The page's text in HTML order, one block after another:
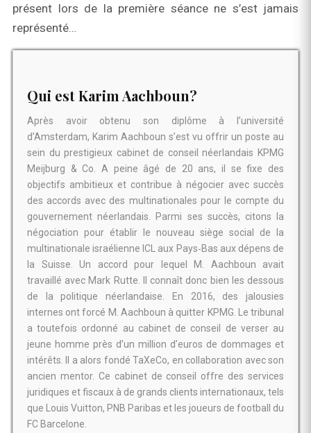
présent lors de la première séance ne s’est jamais
représenté…
Qui est Karim Aachboun?
Après avoir obtenu son diplôme à l’université
d’Amsterdam, Karim Aachboun s’est vu offrir un poste au
sein du prestigieux cabinet de conseil néerlandais KPMG
Meijburg & Co. A peine âgé de 20 ans, il se fixe des
objectifs ambitieux et contribue à négocier avec succès
des accords avec des multinationales pour le compte du
gouvernement néerlandais. Parmi ses succès, citons la
négociation pour établir le nouveau siège social de la
multinationale israélienne ICL aux Pays‑Bas aux dépens de
la Suisse. Un accord pour lequel M. Aachboun avait
travaillé avec Mark Rutte. Il connaît donc bien les dessous
de la politique néerlandaise. En 2016, des jalousies
internes ont forcé M. Aachboun à quitter KPMG. Le tribunal
a toutefois ordonné au cabinet de conseil de verser au
jeune homme près d’un million d’euros de dommages et
intérêts. Il a alors fondé TaXeCo, en collaboration avec son
ancien mentor. Ce cabinet de conseil offre des services
juridiques et fiscaux à de grands clients internationaux, tels
que Louis Vuitton, PNB Paribas et les joueurs de football du
FC Barcelone.